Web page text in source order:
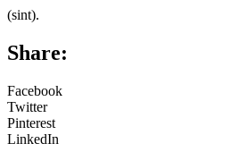
(sint).
Share:
Facebook
Twitter
Pinterest
LinkedIn